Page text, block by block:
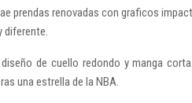
prendas renovadas con graficos
diferente.
de cuello redondo y manga
una estrella de la NBA.